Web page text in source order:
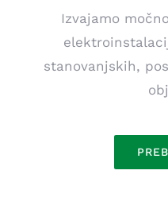
Izvajamo
stanovanjskih,